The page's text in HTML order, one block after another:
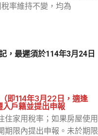
率維持不變，均為
，最遲須於114年3月24日
即114年3月22日，適逢
戶籍並提出申報
住家用稅率；如果房屋使用
期限內提出申報。未於期限